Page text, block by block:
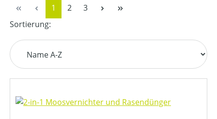
Seite
1 Seite
2 Seite
3
Sortierung: